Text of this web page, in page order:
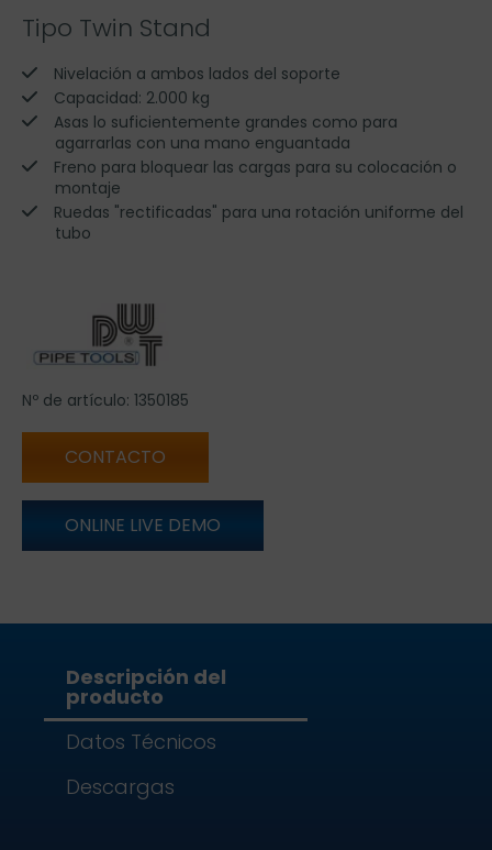
Tipo Twin Stand
Nivelación a ambos lados del soporte
Capacidad: 2.000 kg
Asas lo suficientemente grandes como para
agarrarlas con una mano enguantada
Freno para bloquear las cargas para su colocación o
montaje
Ruedas "rectificadas" para una rotación uniforme del
tubo
Nº de artículo: 1350185
CONTACTO
ONLINE LIVE DEMO
Descripción del
producto
Datos Técnicos
Descargas